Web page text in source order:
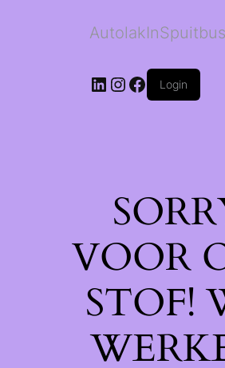
LinkedIn
Instagram
Facebook
Login
VOOR
STOF!